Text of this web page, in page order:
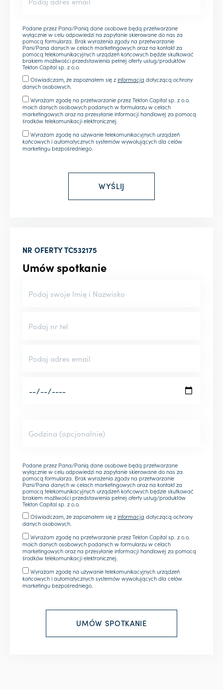
Podane przez Pana/Panią dane osobowe będą przetwarzane
wyłącznie w celu odpowiedzi na zapytanie skierowane do nas za
pomocą formularza. Brak wyrażenia zgody na przetwarzanie
Pani/Pana danych w celach marketingowych oraz na kontakt za
pomocą telekomunikacyjnych urządzeń końcowych będzie skutkować
brakiem możliwości przedstawienia pełnej oferty usług/produktów
Tekton Capital sp. z o.o.
Oświadczam, że zapoznałem się zinformacją dotyczącą ochrony
danych osobowych.
Wyrażam zgodę na przetwarzanie przez Tekton Capital sp. z o.o.
moich danych osobowych podanych w formularzu w celach
marketingowych oraz na przesyłanie informacji handlowej za pomocą
środków telekomunikacji elektronicznej.
Wyrażam zgodę na używanie telekomunikacyjnych urządzeń
końcowych i automatycznych systemów wywołujących dla celów
marketingu bezpośredniego.
NR OFERTYTC532175
Umów spotkanie
Podane przez Pana/Panią dane osobowe będą przetwarzane
wyłącznie w celu odpowiedzi na zapytanie skierowane do nas za
pomocą formularza. Brak wyrażenia zgody na przetwarzanie
Pani/Pana danych w celach marketingowych oraz na kontakt za
pomocą telekomunikacyjnych urządzeń końcowych będzie skutkować
brakiem możliwości przedstawienia pełnej oferty usług/produktów
Tekton Capital sp. z o.o.
Oświadczam, że zapoznałem się zinformacją dotyczącą ochrony
danych osobowych.
Wyrażam zgodę na przetwarzanie przez Tekton Capital sp. z o.o.
moich danych osobowych podanych w formularzu w celach
marketingowych oraz na przesyłanie informacji handlowej za pomocą
środków telekomunikacji elektronicznej.
Wyrażam zgodę na używanie telekomunikacyjnych urządzeń
końcowych i automatycznych systemów wywołujących dla celów
marketingu bezpośredniego.